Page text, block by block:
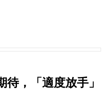
待，「適度放手」